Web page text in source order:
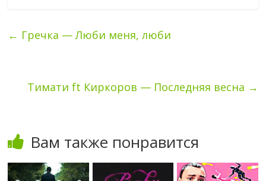
← Гречка — Люби меня, люби
Тимати ft Киркоров — Последняя весна →
Вам также понравится